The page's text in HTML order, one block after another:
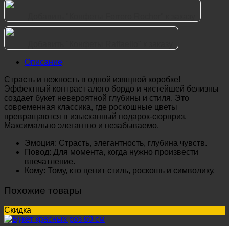
Описание
Страсть и нежность в одной изящной коробке!
Эффектный контраст алого бордо и чистейшей белизны
создает букет невероятной глубины и стиля. Это
современная классика, где роскошные цветы
превращаются в изысканный подарок-сюрприз.
Максимально элегантно и незабываемо.
Эмоция: Страсть, элегантность, глубина чувств.
Повод: Для момента, когда нужно произвести
впечатление.
Кому: Тому, кто ценит стиль, роскошь и символику.
Похожие товары
Скидка